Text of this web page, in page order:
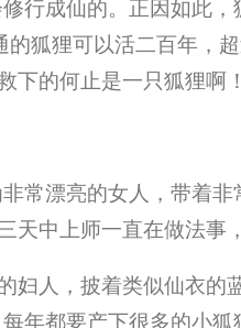
行成仙的。正因如此
狐狸可以活二百年，
下的何止是一只狐狸啊
常漂亮的女人，带着
中上师一直在做法事
妇人，披着类似仙衣的
年都要产下很多的小